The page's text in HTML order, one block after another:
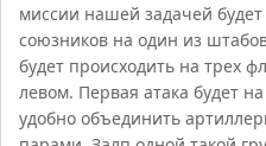
миссии нашей задачей
союзников на один из
будет происходить на трех
левом. Первая атака будет
удобно объединить